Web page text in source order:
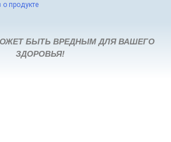
о продукте
БЫТЬ ВРЕДНЫМ ДЛЯ ВАШЕГО
ЗДОРОВЬЯ!